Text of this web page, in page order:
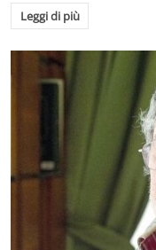
Leggi di più